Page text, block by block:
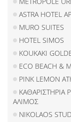
ASTRA HOTEL
MURO SUITES
HOTEL SIMOS
KOUKAKI
ECO BEACH &
PINK LEMON
ΚΑΘΑΡΙΣΤΗΡΙΑ
ΑΛΙΜΟΣ
NIKOLAOS